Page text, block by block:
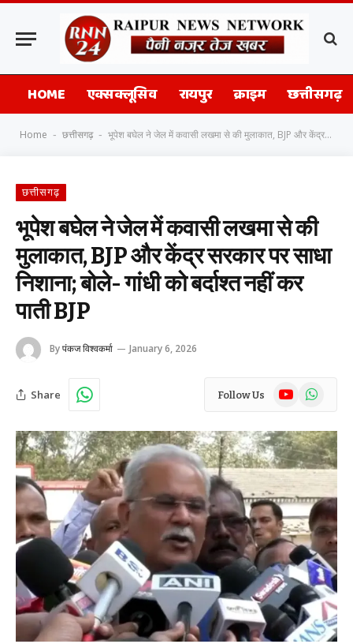
HOME एक्सक्लूसिव रायपुर क्राइम छत्तीसगढ़
Home - छत्तीसगढ़ - भूपेश बघेल ने जेल में कवासी लखमा से की मुलाकात, BJP और केंद्र सरकार पर साधा निशाना; बोले- गांधी को बर्दाश्त नहीं कर पाती BJP
छत्तीसगढ़
भूपेश बघेल ने जेल में कवासी लखमा से की
मुलाकात, BJP और केंद्र सरकार पर साधा
निशाना; बोले- गांधी को बर्दाश्त नहीं कर
पाती BJP
Byपंकज विश्वकर्मा January 6, 2026
Share Follow Us YouTubeWhatsApp